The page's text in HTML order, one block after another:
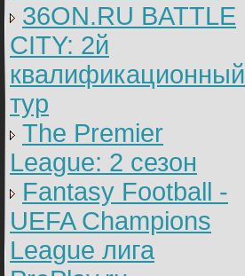
36ON.RU BATTLE
CITY: 2й
квалификационный
тур
The Premier
League: 2 cезон
Fantasy Football -
UEFA Champions
League лига